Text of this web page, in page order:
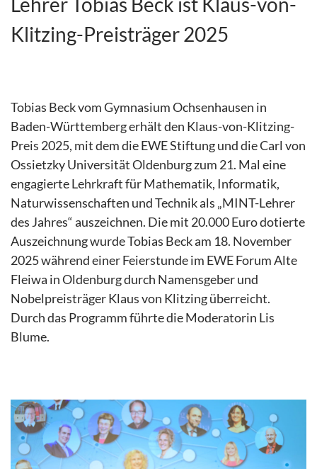
Klitzing-Preisträger 2025
Tobias Beck vom Gymnasium Ochsenhausen in
Baden-Württemberg erhält den Klaus-von-Klitzing-
Preis 2025, mit dem die EWE Stiftung und die Carl von
Ossietzky Universität Oldenburg zum 21. Mal eine
engagierte Lehrkraft für Mathematik, Informatik,
Naturwissenschaften und Technik als „MINT-Lehrer
des Jahres“ auszeichnen. Die mit 20.000 Euro dotierte
Auszeichnung wurde Tobias Beck am 18. November
2025 während einer Feierstunde im EWE Forum Alte
Fleiwa in Oldenburg durch Namensgeber und
Nobelpreisträger Klaus von Klitzing überreicht.
Durch das Programm führte die Moderatorin Lis
Blume.